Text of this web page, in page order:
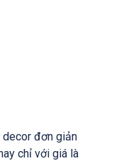
decor đơn giản
chỉ với giá là